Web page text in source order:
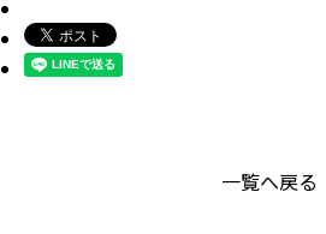
一覧へ戻る